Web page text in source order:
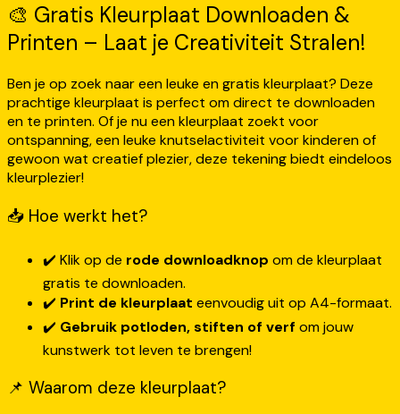
🎨 Gratis Kleurplaat Downloaden &
Printen – Laat je Creativiteit Stralen!
Ben je op zoek naar een leuke en gratis kleurplaat? Deze
prachtige kleurplaat is perfect om direct te downloaden
en te printen. Of je nu een kleurplaat zoekt voor
ontspanning, een leuke knutselactiviteit voor kinderen of
gewoon wat creatief plezier, deze tekening biedt eindeloos
kleurplezier!
📥 Hoe werkt het?
✔️ Klik op de rode downloadknop om de kleurplaat
gratis te downloaden.
✔️ Print de kleurplaat eenvoudig uit op A4-formaat.
✔️ Gebruik potloden, stiften of verf om jouw
kunstwerk tot leven te brengen!
📌 Waarom deze kleurplaat?